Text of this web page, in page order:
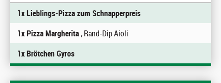
1x Lieblings-Pizza zum Schnapperpreis
1x Pizza Margherita, Rand-Dip Aioli
1x Brötchen Gyros